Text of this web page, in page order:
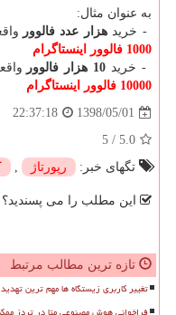
به عنوان مثال:
- خریدهزار عدد فالوور
1000 فالوور اینستاگرام
- خرید
10000 فالوور اینستاگرام
1398/05/01
22:37:18
5.0
/
5
تگهای خبر:
رپورتاژ ,
این مطلب را می پسندید؟
تازه ترین مطالب مرتبط
تغییر کاربری زیستگاه ها مهم ترین